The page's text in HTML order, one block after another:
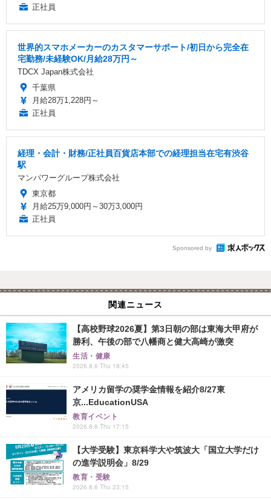
正社員
世界的スマホメーカーのカスタマーサポート/初日から完全在
宅勤務/未経験OK/月給28万円～
TDCX Japan株式会社
千葉県
月給28万1,228円～
正社員
経理・会計・財務/正社員百貨店本部での経理担当在宅有渋谷
駅
マンパワーグループ株式会社
東京都
月給25万9,000円～30万3,000円
正社員
Sponsored by
関連ニュース
【高校野球2026夏】第3日朝の部は東海大甲府が
勝利、午後の部で八幡商と健大高崎が激突
生活・健康
2026.8.6 Thu 18:45
アメリカ留学の奨学金情報を紹介8/27東
京...EducationUSA
教育イベント
2026.8.6 Thu 17:15
【大学受験】東京科学大や筑波大「国立大学だけ
の進学説明会」8/29
教育・受験
2026.8.6 Thu 23:15